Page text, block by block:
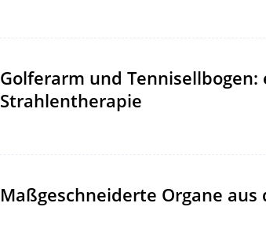
Golferarm und Tennisellbogen:
Strahlentherapie
Maßgeschneiderte Organe aus